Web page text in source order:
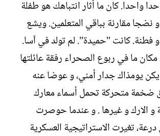
واحدا. كان ما أثار انتباهك هو طفلة
نضجا مقارنة بباقي المتعلمين. ويشع
فطنة. كانت "حميدة". لم تولد في آسا.
ما في ربوع الصحراء رفقة عائلتها
يومذاك جدار أمني، و عوضا عنه
ضخمة متحركة تحمل أسماء معارك
و الارك و غيرها . و عندما حوصرت
درعة، تغيرت الاستراتيجية العسكرية